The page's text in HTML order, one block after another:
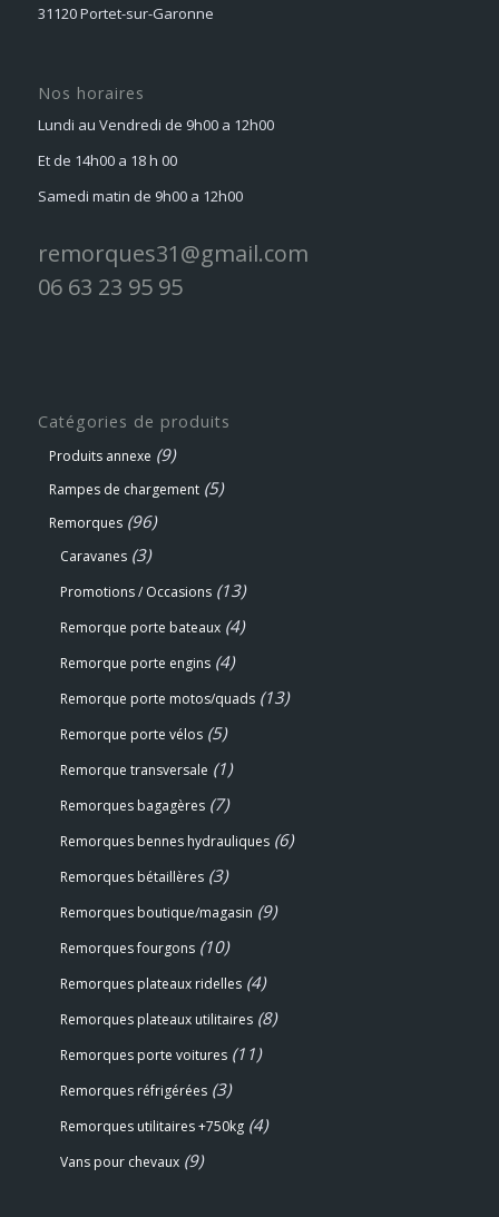
31120 Portet-sur-Garonne
Nos horaires
Lundi au Vendredi de 9h00 a 12h00
Et de 14h00 a 18 h 00
Samedi matin de 9h00 a 12h00
remorques31@gmail.com
06 63 23 95 95
Catégories de produits
Produits annexe (9)
Rampes de chargement (5)
Remorques (96)
Caravanes (3)
Promotions / Occasions (13)
Remorque porte bateaux (4)
Remorque porte engins (4)
Remorque porte motos/quads (13)
Remorque porte vélos (5)
Remorque transversale (1)
Remorques bagagères (7)
Remorques bennes hydrauliques (6)
Remorques bétaillères (3)
Remorques boutique/magasin (9)
Remorques fourgons (10)
Remorques plateaux ridelles (4)
Remorques plateaux utilitaires (8)
Remorques porte voitures (11)
Remorques réfrigérées (3)
Remorques utilitaires +750kg (4)
Vans pour chevaux (9)